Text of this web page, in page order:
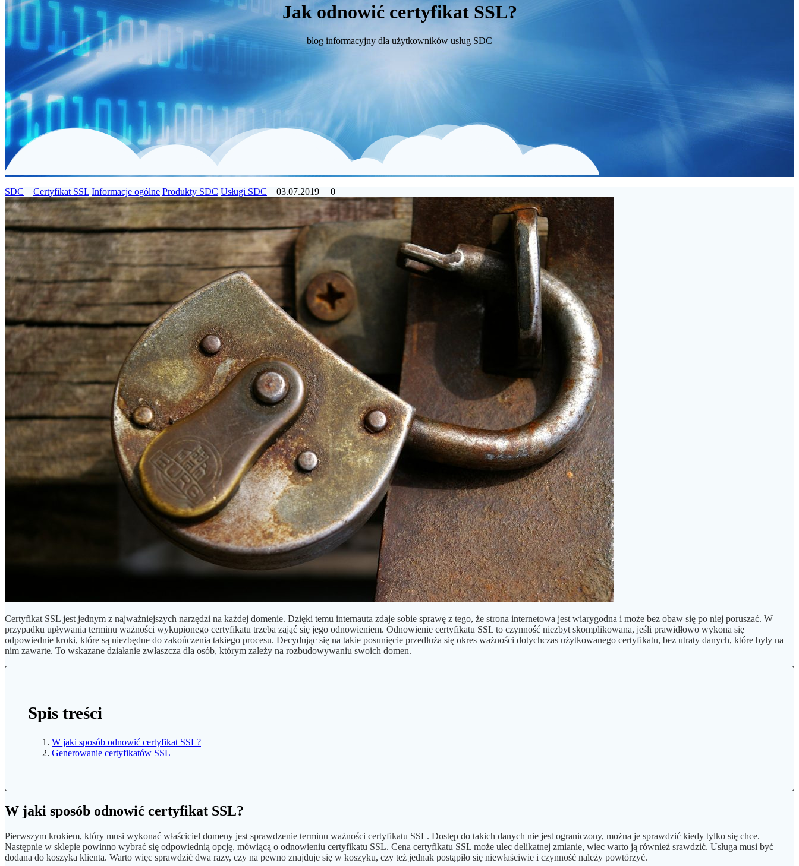
Jak odnowić certyfikat SSL?
blog informacyjny dla użytkowników usług SDC
SDC Certyfikat SSL Informacje ogólne Produkty SDC Usługi SDC 03.07.2019 | 0
Certyfikat SSL jest jednym z najważniejszych narzędzi na każdej domenie. Dzięki temu internauta zdaje sobie sprawę z tego, że strona internetowa jest wiarygodna i może bez obaw się po niej poruszać. W
przypadku upływania terminu ważności wykupionego certyfikatu trzeba zająć się jego odnowieniem. Odnowienie certyfikatu SSL to czynność niezbyt skomplikowana, jeśli prawidłowo wykona się
odpowiednie kroki, które są niezbędne do zakończenia takiego procesu. Decydując się na takie posunięcie przedłuża się okres ważności dotychczas użytkowanego certyfikatu, bez utraty danych, które były na
nim zawarte. To wskazane działanie zwłaszcza dla osób, którym zależy na rozbudowywaniu swoich domen.
Spis treści
W jaki sposób odnowić certyfikat SSL?
Generowanie certyfikatów SSL
W jaki sposób odnowić certyfikat SSL?
Pierwszym krokiem, który musi wykonać właściciel domeny jest sprawdzenie terminu ważności certyfikatu SSL. Dostęp do takich danych nie jest ograniczony, można je sprawdzić kiedy tylko się chce.
Następnie w sklepie powinno wybrać się odpowiednią opcję, mówiącą o odnowieniu certyfikatu SSL. Cena certyfikatu SSL może ulec delikatnej zmianie, wiec warto ją również srawdzić. Usługa musi być
dodana do koszyka klienta. Warto więc sprawdzić dwa razy, czy na pewno znajduje się w koszyku, czy też jednak postąpiło się niewłaściwie i czynność należy powtórzyć.